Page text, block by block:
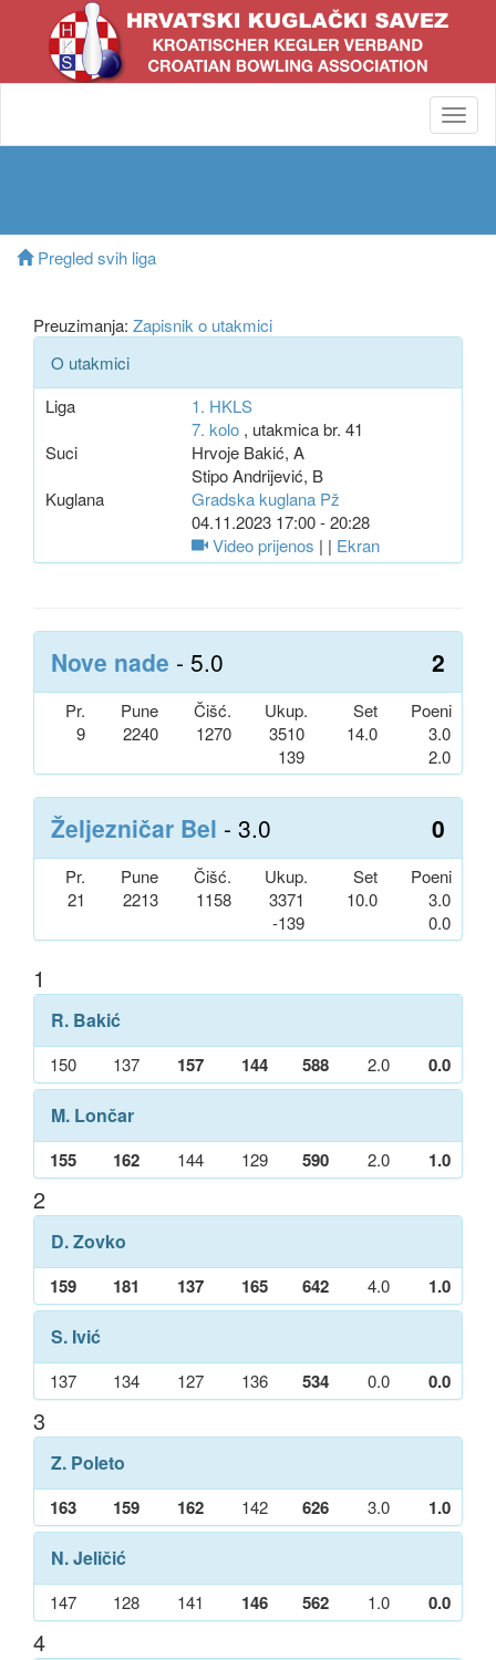
Pregled svih liga
Preuzimanja: Zapisnik o utakmici
O utakmici
Liga
1. HKLS
7. kolo, utakmica br. 41
Suci
Hrvoje Bakić, A
Stipo Andrijević, B
Kuglana
Gradska kuglana Pž
04.11.2023 17:00 - 20:28
Video prijenos | | Ekran
Nove nade - 5.0 2
Pr. Pune Čišć. Ukup. Set
Poeni
9
2240 1270
3510
139
14.0
3.0
2.0
Željezničar Bel - 3.0 0
Pr. Pune Čišć. Ukup. Set
Poeni
21
2213 1158
3371
-139
10.0
3.0
0.0
1
R. Bakić
150 137 157 144 588 2.0 0.0
M. Lončar
155 162 144 129 590 2.0 1.0
2
D. Zovko
159 181 137 165 642 4.0 1.0
S. Ivić
137 134 127 136 534 0.0 0.0
3
Z. Poleto
163 159 162 142 626 3.0 1.0
N. Jeličić
147 128 141 146 562 1.0 0.0
4